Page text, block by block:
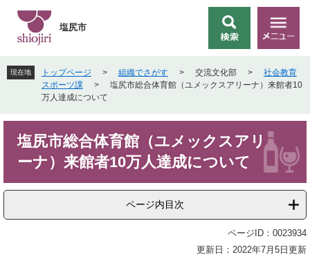
先
頭
。
を
飛
て
索
メ
ニ
ー
塩尻市
現在地 トップページ > 組織でさがす > 交流文化部 >
社会教育
スポーツ課
>
塩尻市総合体育館（ユメックスアリーナ）来館者10
万人達成について
塩尻市総合体育館（ユメックスアリ
ーナ）来館者10万人達成について
ページ内目次
ページID：0023934
更新日：2022年7月5日更新